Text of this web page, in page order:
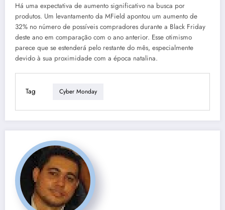
Há uma expectativa de aumento significativo na busca por
produtos. Um levantamento da MField apontou um aumento de
32% no número de possíveis compradores durante a Black Friday
deste ano em comparação com o ano anterior. Esse otimismo
parece que se estenderá pelo restante do mês, especialmente
devido à sua proximidade com a época natalina.
Tag Cyber Monday